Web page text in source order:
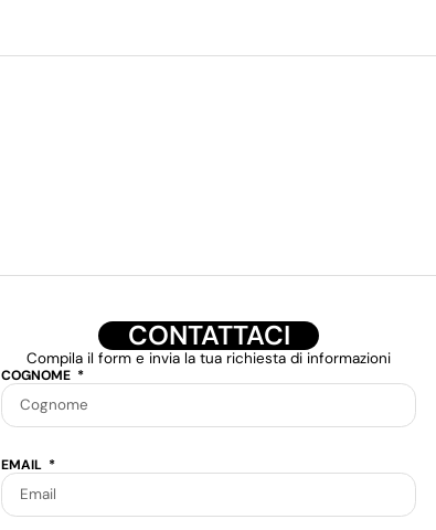
CONTATTACI
Compila il form e invia la tua richiesta di informazioni
COGNOME
EMAIL